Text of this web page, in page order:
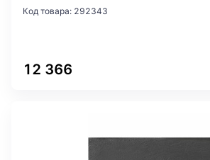
Код товара: 292343
12 366